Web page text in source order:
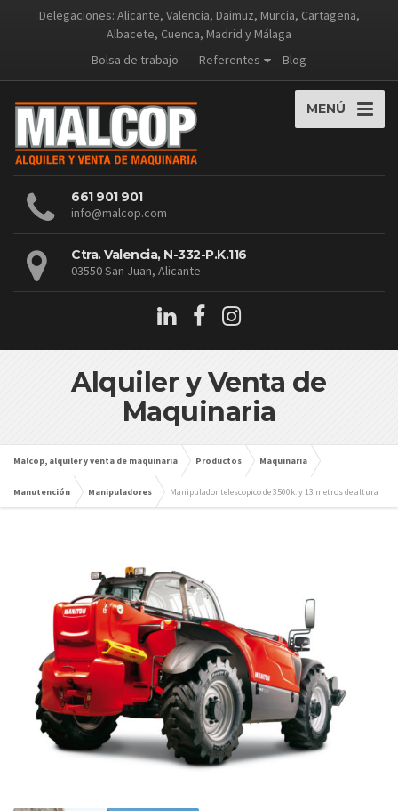
Delegaciones: Alicante, Valencia, Daimuz, Murcia, Cartagena,
Albacete, Cuenca, Madrid y Málaga
Bolsa de trabajo
Referentes Blog
MENÚ
661 901 901
info@malcop.com
Ctra. Valencia, N-332-P.K.116
03550 San Juan, Alicante
Alquiler y Venta de
Maquinaria
Malcop, alquiler y venta de maquinaria Productos Maquinaria
Manutención Manipuladores Manipulador telescopico de 3500k. y 13 metros de altura